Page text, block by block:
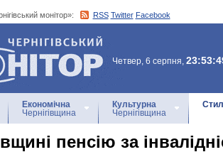
монітор»: RSS Twitter Facebook
монітор»
Четвер, 6 серпня,
Економічна
Чернігівщина
Культурна
Чернігівщина
пенсію за